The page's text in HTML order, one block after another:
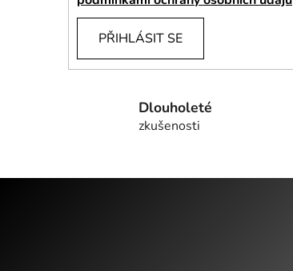
PŘIHLÁSIT SE
Dlouholeté
zkušenosti